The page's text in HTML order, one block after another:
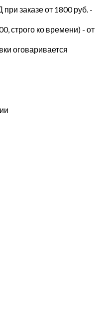
заказе от 1800 руб. -
строго ко времени) - от
оговаривается